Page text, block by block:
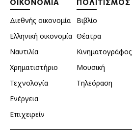
ΟΙΚΟΝΟΜΙΑ
Διεθνής οικονομία
Ελληνική οικονομία
Ναυτιλία
Χρηματιστήριο
Τεχνολογία
Ενέργεια
Επιχειρείν
ΠΟΛΙΤΙΣΜΟΣ
Βιβλίο
Θέατρα
Κινηματογράφος
Μουσική
Τηλεόραση